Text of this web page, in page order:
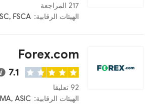
217 المراجعة
الهيئات الرقابية:
Forex.com
7.1
92 تعليقا
الهيئات الرقابية: